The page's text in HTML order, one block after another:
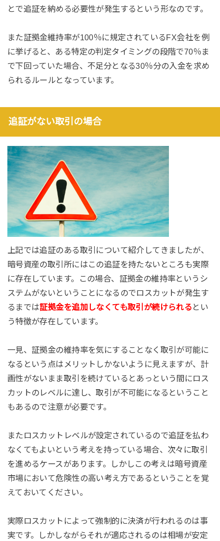
とで追証を納める必要性が発生するという形なのです。
また証拠金維持率が100％に規定されているFX会社を例
に挙げると、ある特定の判定タイミングの段階で70％ま
で下回っていた場合、不足分となる30％分の入金を求め
られるルールとなっています。
追証がない取引の場合
上記では追証のある取引について紹介してきましたが、
暗号資産の取引所にはこの追証を持たないところも実際
に存在しています。この場合、証拠金の維持率というシ
ステムがないということになるのでロスカットが発生す
るまでは証拠金を追加しなくても取引が続けられる とい
う特徴が存在しています。
一見、証拠金の維持率を気にすることなく取引が可能に
なるという点はメリットしかないように見えますが、計
画性がないまま取引を続けているとあっという間にロス
カットのレベルに達し、取引が不可能になるということ
もあるので注意が必要です。
またロスカットレベルが設定されているので追証を払わ
なくてもよいという考えを持っている場合、次々に取引
を進めるケースがあります。しかしこの考えは暗号資産
市場において危険性の高い考え方であるということを覚
えておいてください。
実際ロスカットによって強制的に決済が行われるのは事
実です。しかしながらそれが適応されるのは相場が安定